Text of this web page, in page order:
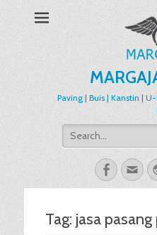
Paving | Buis | Kanstin |
Search
for:
Tag: jasa